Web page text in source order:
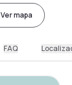
Ver mapa
FAQ